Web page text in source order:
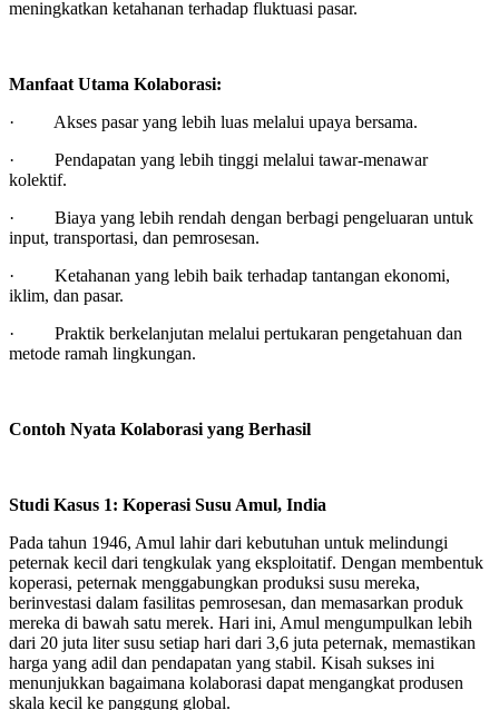
meningkatkan ketahanan terhadap fluktuasi pasar.
Manfaat Utama Kolaborasi:
· Akses pasar yang lebih luas melalui upaya bersama.
· Pendapatan yang lebih tinggi melalui tawar-menawar
kolektif.
· Biaya yang lebih rendah dengan berbagi pengeluaran untuk
input, transportasi, dan pemrosesan.
· Ketahanan yang lebih baik terhadap tantangan ekonomi,
iklim, dan pasar.
· Praktik berkelanjutan melalui pertukaran pengetahuan dan
metode ramah lingkungan.
Contoh Nyata Kolaborasi yang Berhasil
Studi Kasus 1: Koperasi Susu Amul, India
Pada tahun 1946, Amul lahir dari kebutuhan untuk melindungi
peternak kecil dari tengkulak yang eksploitatif. Dengan membentuk
koperasi, peternak menggabungkan produksi susu mereka,
berinvestasi dalam fasilitas pemrosesan, dan memasarkan produk
mereka di bawah satu merek. Hari ini, Amul mengumpulkan lebih
dari 20 juta liter susu setiap hari dari 3,6 juta peternak, memastikan
harga yang adil dan pendapatan yang stabil. Kisah sukses ini
menunjukkan bagaimana kolaborasi dapat mengangkat produsen
skala kecil ke panggung global.